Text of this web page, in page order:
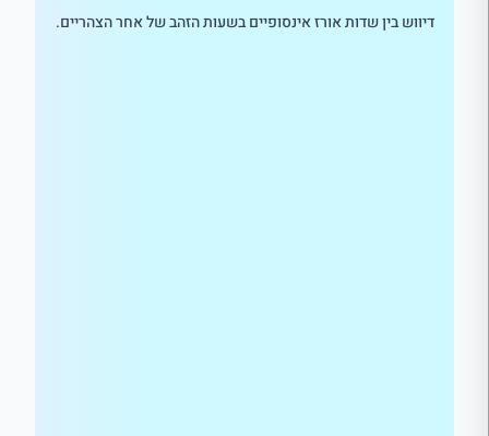
דיווש בין שדות אורז אינסופיים בשעות הזהב של אחר הצהריים.